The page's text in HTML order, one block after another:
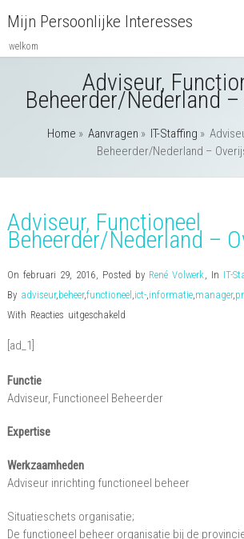
Mijn Persoonlijke Interesses
welkom
Adviseur,
Beheerder/Nederland
Home » Aanvragen » IT-Staffing »
Beheerder/Nederland –
Adviseur, Functioneel
Beheerder/Nederland –
On februari 29, 2016, Posted by René Volwerk, In IT-
By adviseur,beheer,functioneel ,ict-,informatie,manager,
With Reacties uitgeschakeldvoor
–
[ad_1]
Functie
Adviseur, Functioneel Beheerder
Expertise
Werkzaamheden
Adviseur inrichting functioneel beheer
Situatieschets organisatie;
De functioneel beheer organisatie bij de